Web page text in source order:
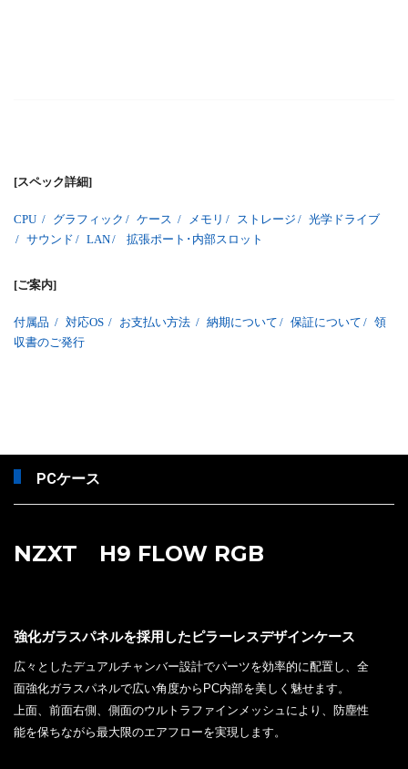
[スペック詳細]
CPU / グラフィック / ケース / メモリ / ストレージ / 光学ドライブ
/ サウンド / LAN/ 拡張ポート･内部スロット
[ご案内]
付属品 / 対応OS / お支払い方法 / 納期について / 保証について / 領
収書のご発行
PCケース
NZXT H9 FLOW RGB
強化ガラスパネルを採用したピラーレスデザインケース
広々としたデュアルチャンバー設計でパーツを効率的に配置し、全
面強化ガラスパネルで広い角度からPC内部を美しく魅せます。
上面、前面右側、側面のウルトラファインメッシュにより、防塵性
能を保ちながら最大限のエアフローを実現します。